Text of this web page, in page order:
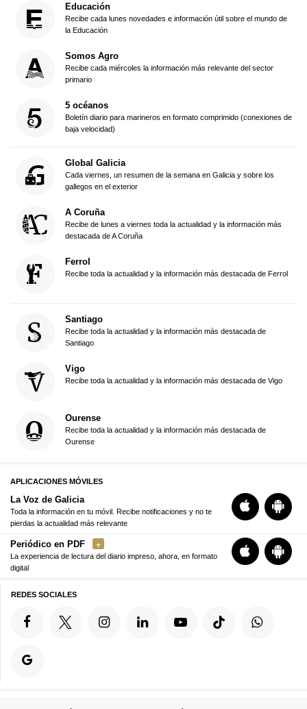
Educación
Recibe cada lunes novedades e información útil sobre el mundo de
la Educación
Somos Agro
Recibe cada miércoles la información más relevante del sector
primario
5 océanos
Boletín diario para marineros en formato comprimido (conexiones de
baja velocidad)
Global Galicia
Cada viernes, un resumen de la semana en Galicia y sobre los
gallegos en el exterior
A Coruña
Recibe de lunes a viernes toda la actualidad y la información más
destacada de A Coruña
Ferrol
Recibe toda la actualidad y la información más destacada de Ferrol
Santiago
Recibe toda la actualidad y la información más destacada de
Santiago
Vigo
Recibe toda la actualidad y la información más destacada de Vigo
Ourense
Recibe toda la actualidad y la información más destacada de
Ourense
APLICACIONES MÓVILES
La Voz de Galicia
Toda la información en tu móvil. Recibe notificaciones y no te
pierdas la actualidad más relevante
Periódico en PDF
La experiencia de lectura del diario impreso, ahora, en formato
digital
REDES SOCIALES